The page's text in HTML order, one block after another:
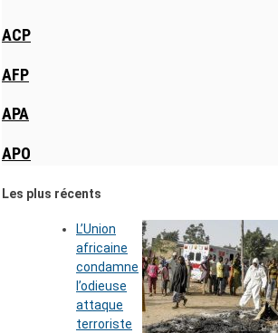
ACP
AFP
APA
APO
Les plus récents
L’Union
africaine
condamne
l’odieuse
attaque
terroriste